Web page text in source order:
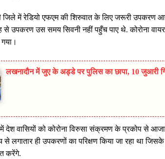
जिले में रेडियो एफएम की शिरुवात के लिए जरूरी
उपकरण उस समय सिवनी नहीं पहुँच पाए थे. कोरोना
लखनादौन में जुए के अड्डे पर पुलिस का छापा, 10 जुआरी
देश वासियों को कोरोना विरुसा संक्रमण के प्रकोप से
लगातार ही उपकरणों का परिक्षण किया जा रहा था
करेंगे.